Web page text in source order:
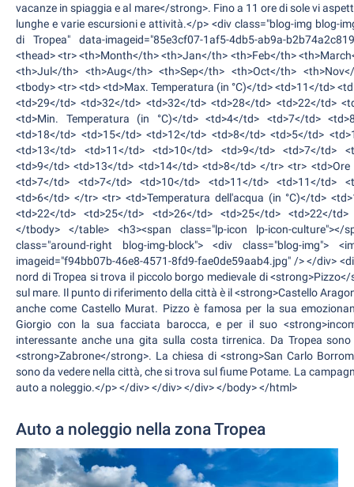
vacanze in spiaggia e al mare</strong>. Fino a 11 ore di sole vi
lunghe e varie escursioni e attività.</p> <div class="blog-img blog-
di Tropea" data-imageid="85e3cf07-1af5-4db5-ab9a-
<thead> <tr> <th>Month</th> <th>Jan</th> <th>Feb</th>
<th>Jul</th> <th>Aug</th> <th>Sep</th> <th>Oct</th>
<tbody> <tr> <td> <td>Max. Temperatura (in °C)</td> <td>11</td>
<td>29</td> <td>32</td> <td>32</td> <td>28</td> <td>22</td>
<td>Min. Temperatura (in °C)</td> <td>4</td> <td>7</td>
<td>18</td> <td>15</td> <td>12</td> <td>8</td> <td>5</td>
<td>13</td> <td>11</td> <td>10</td> <td>9</td> <td>7</td>
<td>9</td> <td>13</td> <td>14</td> <td>8</td> </tr> <tr>
<td>7</td> <td>7</td> <td>10</td> <td>11</td> <td>11</td>
<td>6</td> </tr> <tr> <td>Temperatura dell'acqua (in °C)</td>
<td>22</td> <td>25</td> <td>26</td> <td>25</td> <td>22</
</tbody> </table> <h3><span class="lp-icon lp-icon-
class="around-right blog-img-block"> <div class="blog-
imageid="f94bb07b-46e8-4571-8fd9-fae0de59aab4.jpg" /> </div>
nord di Tropea si trova il piccolo borgo medievale di
sul mare. Il punto di riferimento della città è il <strong>Castello
anche come Castello Murat. Pizzo è famosa per la sua
Giorgio con la sua facciata barocca, e per il suo
interessante anche una gita sulla costa tirrenica. Da Tropea
<strong>Zabrone</strong>. La chiesa di <strong>San Carlo
sono da vedere nella città, che si trova sul fiume Potame. La
auto a noleggio.</p> </div> </div> </div> </body> </html>
Auto a noleggio nella zona Tropea